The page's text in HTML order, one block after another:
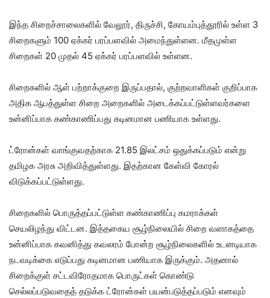
இந்த சிறைச்சாலைகளில் வேலூர், திருச்சி, கோயம்புத்தூரில் உள்ள 3
சிறைகளும் 100 ஏக்கர் பரப்பளவில் அமைந்துள்ளன. மீதமுள்ள
சிறைகள் 20 முதல் 45 ஏக்கர் பரப்பளவில் உள்ளன.
சிறைகளில் ஆள் பற்றாக்குறை இருப்பதால், குற்றவாளிகள் குறிப்பாக
அதிக ஆபத்துள்ள சிறை அறைகளில் அடைக்கப்பட்டுள்ளவர்களை
உன்னிப்பாக கண்காணிப்பது கடினமான பணியாக உள்ளது.
ட்ரோன்கள் வாங்குவதற்காக 21.85 இலட்சம் ஒதுக்கப்படும் என்று
தமிழக அரசு அறிவித்துள்ளது. இதற்கான கேள்வி கோரல்
விடுக்கப்பட்டுள்ளது.
சிறைகளில் பொருத்தப்பட்டுள்ள கண்காணிப்பு கமராக்கள்
செயலிழந்து விட்டன. இத்தகைய சூழ்நிலையில் சிறை வளாகத்தை
உன்னிப்பாக கவனித்து கவலரம் போன்ற சூழ்நிலைகளில் உடனடியாக
நடவடிக்கை எடுப்பது கடினமான பணியாக இருக்கும். அதனால்
சிறைக்குள் சட்டவிரோதமாக பொருட்கள் கொண்டு
செல்லப்படுவதைத் தடுக்க ட்ரோன்கள் பயன்படுத்தப்படும் எனவும்